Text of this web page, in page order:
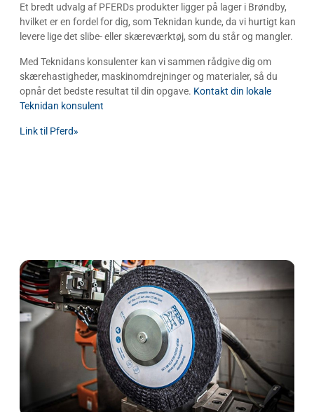
Et bredt udvalg af PFERDs produkter ligger på lager i Brøndby,
hvilket er en fordel for dig, som Teknidan kunde, da vi hurtigt kan
levere lige det slibe- eller skæreværktøj, som du står og mangler.
Med Teknidans konsulenter kan vi sammen rådgive dig om
skærehastigheder, maskinomdrejninger og materialer, så du
opnår det bedste resultat til din opgave. Kontakt din lokale
Teknidan konsulent
Link til Pferd»